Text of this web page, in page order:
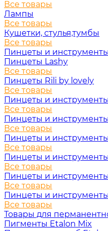
Все товары
Лампы
Все товары
Кушетки, стулья,тумбы
Все товары
Пинцеты и инструменты
Пинцеты Lashy
Все товары
Пинцеты Rili by lovely
Все товары
Пинцеты и
Все товары
Пинцеты и инструменты
Все товары
Пинцеты и
Все товары
Пинцеты и
Все товары
Пинцеты и
Все товары
Пинцеты и
Все товары
Товары для
Пигменты Etalon Mix